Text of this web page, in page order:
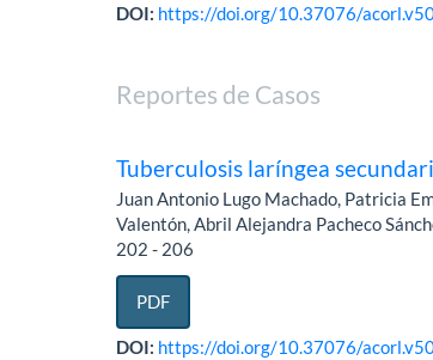
DOI: https://doi.org/10.37076/
Reportes de Casos
Tuberculosis laríngea
Juan Antonio Lugo Machado, Patricia
Valentón, Abril Alejandra Pacheco
202 - 206
PDF
DOI: https://doi.org/10.37076/